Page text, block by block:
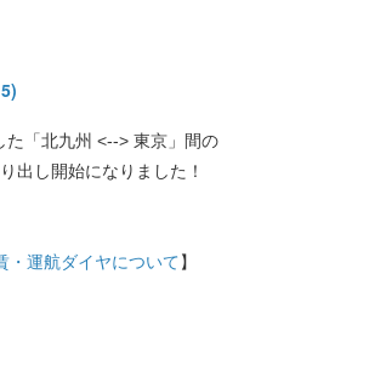
た「北九州 <--> 東京」間の
出し開始になりました！
・運航ダイヤについて】